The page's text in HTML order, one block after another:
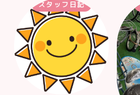
スタッフ日記